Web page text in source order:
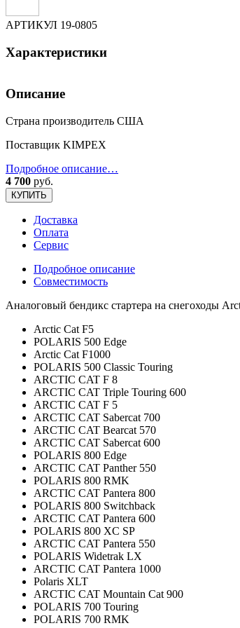
АРТИКУЛ 19-0805
Характеристики
Описание
Страна производитель США
Поставщик KIMPEX
Подробное описание…
4 700 руб.
КУПИТЬ
Доставка
Оплата
Сервис
Подробное описание
Совместимость
Аналоговый бендикс стартера на снегоходы
Arctic Cat F5
POLARIS 500 Edge
Arctic Cat F1000
POLARIS 500 Classic Touring
ARCTIC CAT F 8
ARCTIC CAT Triple Touring 600
ARCTIC CAT F 5
ARCTIC CAT Sabercat 700
ARCTIC CAT Bearcat 570
ARCTIC CAT Sabercat 600
POLARIS 800 Edge
ARCTIC CAT Panther 550
POLARIS 800 RMK
ARCTIC CAT Pantera 800
POLARIS 800 Switchback
ARCTIC CAT Pantera 600
POLARIS 800 XC SP
ARCTIC CAT Pantera 550
POLARIS Widetrak LX
ARCTIC CAT Pantera 1000
Polaris XLT
ARCTIC CAT Mountain Cat 900
POLARIS 700 Touring
POLARIS 700 RMK